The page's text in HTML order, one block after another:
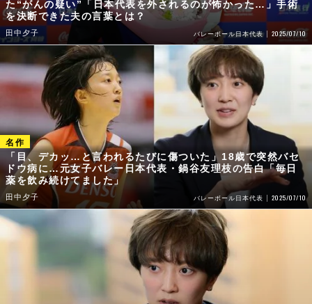
た“がんの疑い”「日本代表を外されるのが怖かった…」手術
を決断できた夫の言葉とは？
田中夕子 バレーボール日本代表 2025/07/10
「目、デカッ…と言われるたびに傷ついた」18歳で突然バセ
ドウ病に…元女子バレー日本代表・鍋谷友理枝の告白「毎日
薬を飲み続けてました」
田中夕子 バレーボール日本代表 2025/07/10